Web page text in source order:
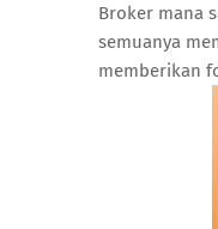
Broker mana
semuanya
memberikan